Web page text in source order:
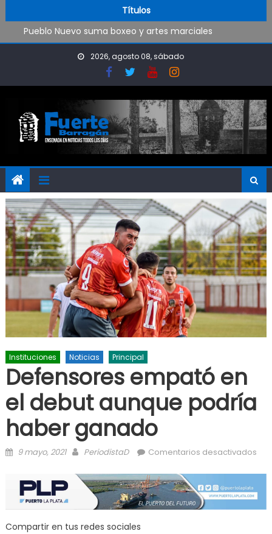
Títulos
Trabajos de mantenimiento y mejoras en la Isla Santiago
Pueblo Nuevo suma boxeo y artes marciales
OPINIÓN: ¿Hasta cuándo vamos a soportar todo esto?
2026, agosto 08, sábado
Instituciones Noticias Principal
Defensores empató en
el debut aunque podría
haber ganado
Posted on
9 mayo, 2021 Author
PeriodistaD Comentarios desactivados
el
Compartir en tus redes sociales